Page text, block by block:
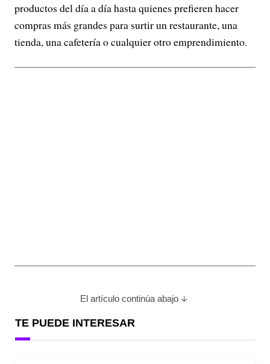
productos del día a día hasta quienes prefieren hacer
compras más grandes para surtir un restaurante, una
tienda, una cafetería o cualquier otro emprendimiento.
El artículo continúa abajo
TE PUEDE INTERESAR